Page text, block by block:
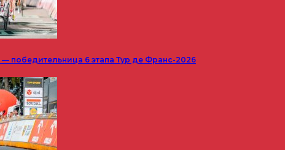
победительница 6 этапа Тур де Франс-2026